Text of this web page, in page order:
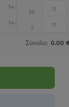
14.60
39
14.60
3
Σύνολο: 0.00